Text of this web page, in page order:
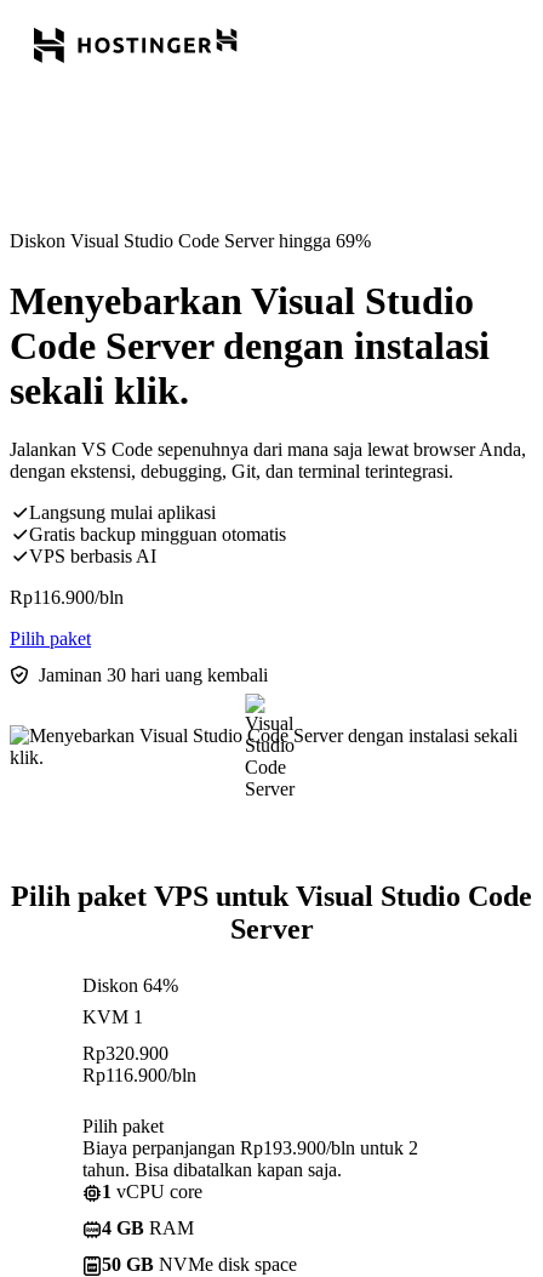
Diskon Visual Studio Code Server hingga 69%
Menyebarkan Visual Studio
Code Server dengan instalasi
sekali klik.
Jalankan VS Code sepenuhnya dari mana saja lewat browser Anda,
dengan ekstensi, debugging, Git, dan terminal terintegrasi.
Langsung mulai aplikasi
Gratis backup mingguan otomatis
VPS berbasis AI
Rp116.900/bln
Pilih paket
Jaminan 30 hari uang kembali
Pilih paket VPS untuk Visual Studio Code
Server
Diskon 64%
KVM 1
Rp320.900
Rp116.900/bln
Pilih paket
Biaya perpanjangan Rp193.900/bln untuk 2
tahun. Bisa dibatalkan kapan saja.
1 vCPU core
4 GB RAM
50 GB NVMe disk space